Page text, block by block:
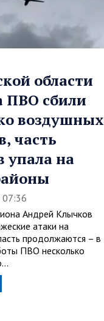
области
ПВО сбили
воздушных
часть
упала на
07:36
Андрей Клычков
атаки на
продолжаются – в
ПВО несколько